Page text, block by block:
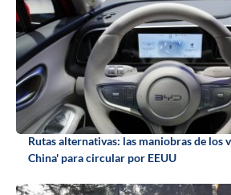
Rutas alternativas: las maniobras de los
China' para circular por EEUU